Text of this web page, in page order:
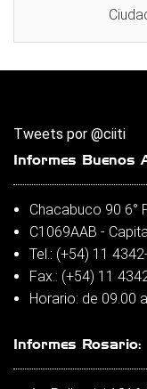
Tweets por @ciiti
Informes Buenos
Chacabuco 90 6°
C1069AAB -
Tel.: (+54) 11
Fax.: (+54) 11
Horario: de 09.00
Informes Rosario: